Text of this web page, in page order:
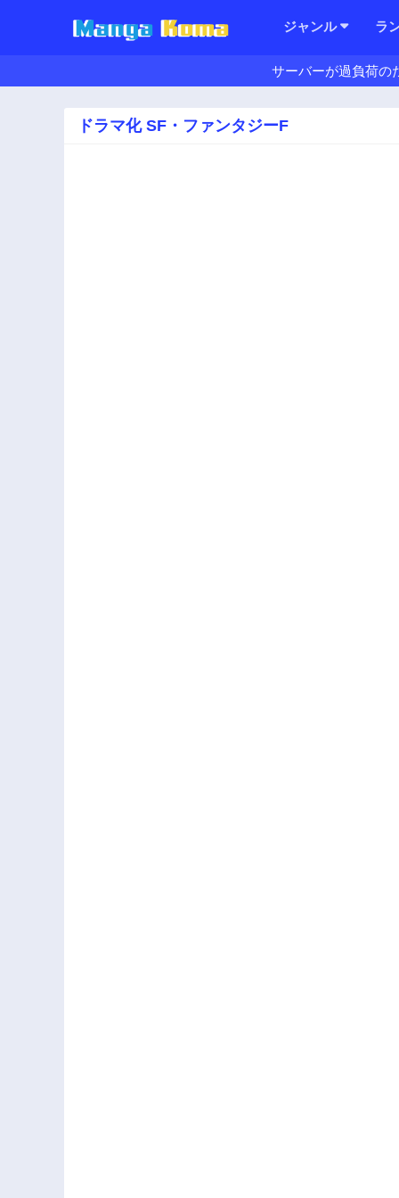
ジャンル ラ
サーバーが過負荷の
ドラマ化 SF・ファンタジーF